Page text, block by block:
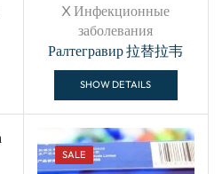
X Инфекционные
заболевания
Ралтегравир 拉替拉韦
SHOW DETAILS
SALE